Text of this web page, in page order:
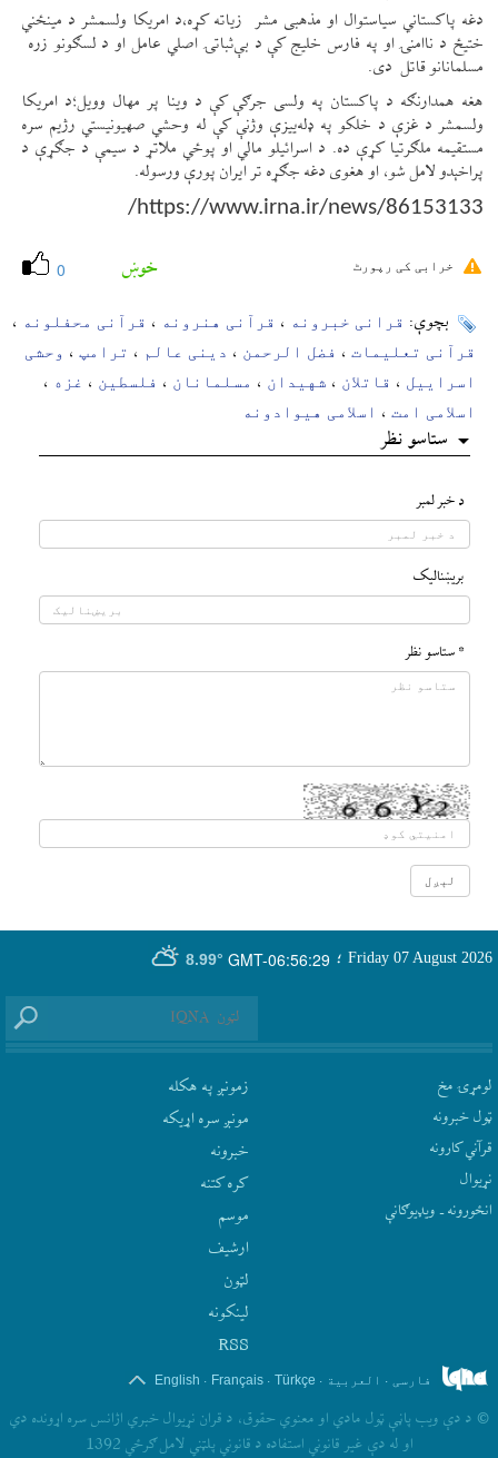
دغه پاکستاني سیاستوال او مذهبی مشر زیاته کړه،د امریکا ولسمشر د مینځني
ختیځ د ناامنۍ او په فارس خلیج کې د بې‌ثباتۍ اصلي عامل او د لسګونو زره
مسلمانانو قاتل دی.
هغه همدارنګه د پاکستان په ولسی جرګې کې د وینا پر مهال وویل؛د امریکا
ولسمشر د غزې د خلکو په ډله‌ییزې وژنې کې له وحشي صهیونیستي رژیم سره
مستقیمه ملګرتیا کړې ده. د اسرائیلو مالي او پوځي ملاتړ د سیمې د جګړې د
پراخېدو لامل شو، او هغوی دغه جګړه تر ایران پورې ورسوله.
https://www.irna.ir/news/86153133/
0 خوښ خرابی کی رپورٹ
بچوې: قرانی خبرونه ، قرآنی هنرونه ، قرآنی محفلونه ،
قرآنی تعلیمات ، فضل الرحمن ، دینی عالم ، ترامپ ، وحشی
اسراییل ، قاتلان ، شهیدان ، مسلمانان ، فلسطین ، غزه ،
اسلامی امت ، اسلامی هیوادونه
ستاسو نظر
د خبر لمبر
بريښناليک
* ستاسو نظر
GMT-06:56:29
8.99° Friday 07 August 2026 ؛
لومړۍ مخ
ټول خبرونه
قرآني کارونه
نړيوال
انځورونه ـ ویډیوګانې
زمونږ په هکله
مونږ سره اړيکه
‫خبرونه
کره کتنه
موسم
ارشيف
لټون
لينکونه
RSS
فارسی . العربیة .
Türkçe
.
Français
.
English
© د دې ويب پاڼې ټول مادي او معنوي حقوق، د قران نړيوال خبري اژانس سره اړونده دي
او له دې غير قانوني استفاده د قانوني پلټني لامل ګرځي 1392